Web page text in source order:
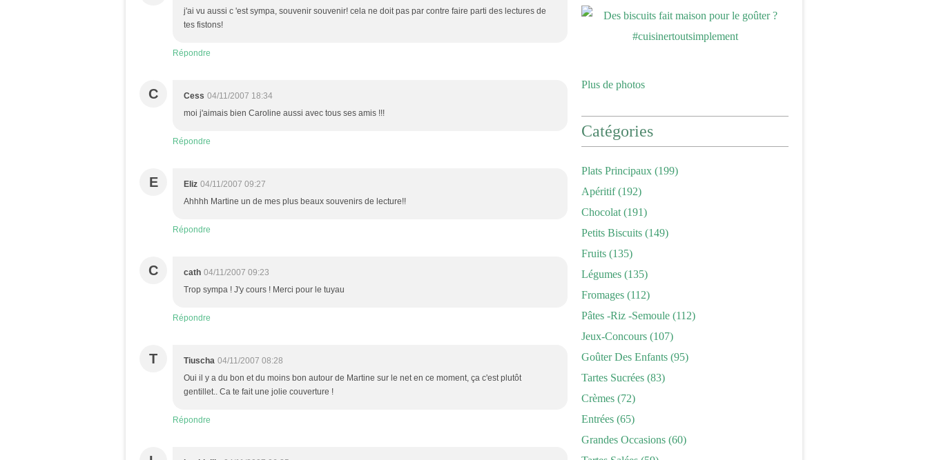
j'ai vu aussi c 'est sympa, souvenir souvenir! cela ne doit pas par contre faire parti des lectures de
tes fistons!
Répondre
C Cess 04/11/2007 18:34
moi j'aimais bien Caroline aussi avec tous ses amis !!!
Répondre
E Eliz 04/11/2007 09:27
Ahhhh Martine un de mes plus beaux souvenirs de lecture!!
Répondre
C cath 04/11/2007 09:23
Trop sympa ! J'y cours ! Merci pour le tuyau
Répondre
T Tiuscha 04/11/2007 08:28
Oui il y a du bon et du moins bon autour de Martine sur le net en ce moment, ça c'est plutôt
gentillet.. Ca te fait une jolie couverture !
Répondre
Plus de photos
Catégories
Plats Principaux (199)
Apéritif(192)
Chocolat (191)
Petits Biscuits (149)
Fruits (135)
Légumes (135)
Fromages (112)
Pâtes -riz -semoule (112)
Jeux-Concours (107)
Goûter Des Enfants (95)
Tartes Sucrées (83)
Crèmes (72)
Entrées (65)
Grandes Occasions (60)